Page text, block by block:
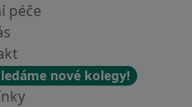
péče
nové kolegy!